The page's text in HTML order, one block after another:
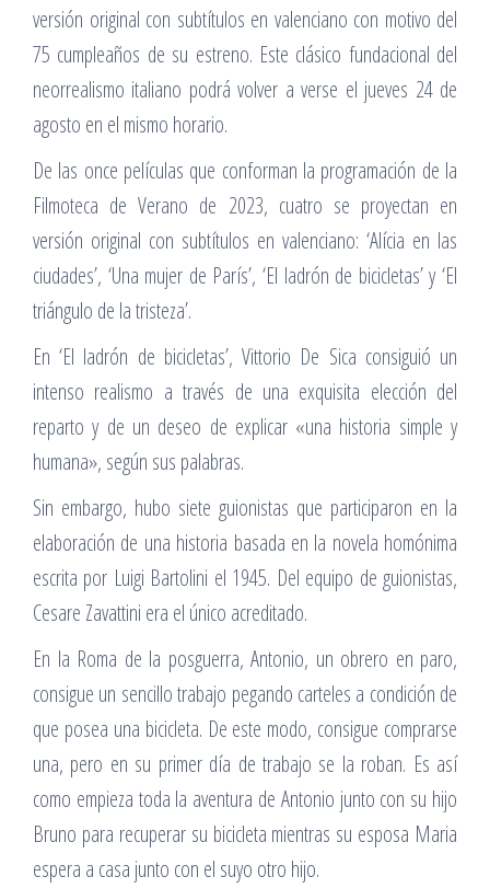
versión original con subtítulos en valenciano con motivo del
75 cumpleaños de su estreno. Este clásico fundacional del
neorrealismo italiano podrá volver a verse el jueves 24 de
agosto en el mismo horario.
De las once películas que conforman la programación de la
Filmoteca de Verano de 2023, cuatro se proyectan en
versión original con subtítulos en valenciano: ‘Alícia en las
ciudades’, ‘Una mujer de París’, ‘El ladrón de bicicletas’ y ‘El
triángulo de la tristeza’.
En ‘El ladrón de bicicletas’, Vittorio De Sica consiguió un
intenso realismo a través de una exquisita elección del
reparto y de un deseo de explicar «una historia simple y
humana», según sus palabras.
Sin embargo, hubo siete guionistas que participaron en la
elaboración de una historia basada en la novela homónima
escrita por Luigi Bartolini el 1945. Del equipo de guionistas,
Cesare Zavattini era el único acreditado.
En la Roma de la posguerra, Antonio, un obrero en paro,
consigue un sencillo trabajo pegando carteles a condición de
que posea una bicicleta. De este modo, consigue comprarse
una, pero en su primer día de trabajo se la roban. Es así
como empieza toda la aventura de Antonio junto con su hijo
Bruno para recuperar su bicicleta mientras su esposa Maria
espera a casa junto con el suyo otro hijo.